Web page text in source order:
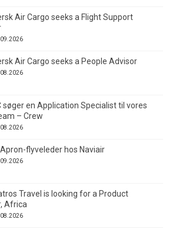
Air Cargo seeks a Flight Support
Air Cargo seeks a People Advisor
søger en Application Specialist til vores
– Crew
Apron-flyveleder hos Naviair
Travel is looking for a Product
Africa